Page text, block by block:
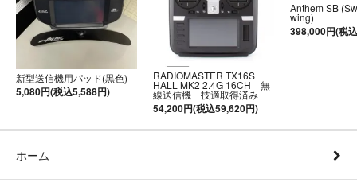
新型送信機用パッド(黒色)
5,080円(税込5,588円)
RADIOMASTER TX16S
HALL MK2 2.4G 16CH 無
線送信機 技適取得済み
54,200円(税込59,620円)
Anthem SB
wing)
398,000円(税
ホーム